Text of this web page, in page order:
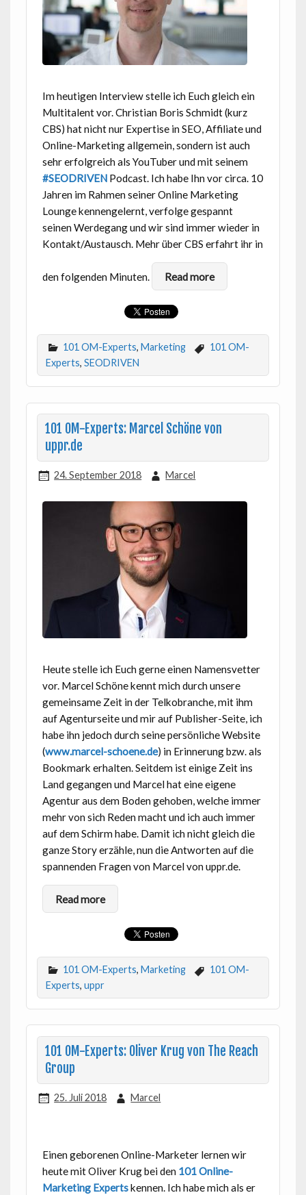
Im heutigen Interview stelle ich Euch gleich ein
Multitalent vor. Christian Boris Schmidt (kurz
CBS) hat nicht nur Expertise in SEO, Affiliate und
Online-Marketing allgemein, sondern ist auch
sehr erfolgreich als YouTuber und mit seinem
#SEODRIVENPodcast. Ich habe Ihn vor circa. 10
Jahren im Rahmen seiner Online Marketing
Lounge kennengelernt, verfolge gespannt
seinen Werdegang und wir sind immer wieder in
Kontakt/Austausch. Mehr über CBS erfahrt ihr in
den folgenden Minuten. Read more
101 OM-Experts, Marketing
101 OM-
Experts, SEODRIVEN
101 OM-Experts: Marcel Schöne von
uppr.de
24. September 2018 Marcel
Heute stelle ich Euch gerne einen Namensvetter
vor. Marcel Schöne kennt mich durch unsere
gemeinsame Zeit in der Telkobranche, mit ihm
auf Agenturseite und mir auf Publisher-Seite, ich
habe ihn jedoch durch seine persönliche Website
(www.marcel-schoene.de) in Erinnerung bzw. als
Bookmark erhalten. Seitdem ist einige Zeit ins
Land gegangen und Marcel hat eine eigene
Agentur aus dem Boden gehoben, welche immer
mehr von sich Reden macht und ich auch immer
auf dem Schirm habe. Damit ich nicht gleich die
ganze Story erzähle, nun die Antworten auf die
spannenden Fragen von Marcel von uppr.de.
Read more
101 OM-Experts, Marketing
101 OM-
Experts, uppr
101 OM-Experts: Oliver Krug von The Reach
Group
25. Juli 2018 Marcel
Einen geborenen Online-Marketer lernen wir
heute mit Oliver Krug bei den 101 Online-
Marketing Expertskennen. Ich habe mich als er